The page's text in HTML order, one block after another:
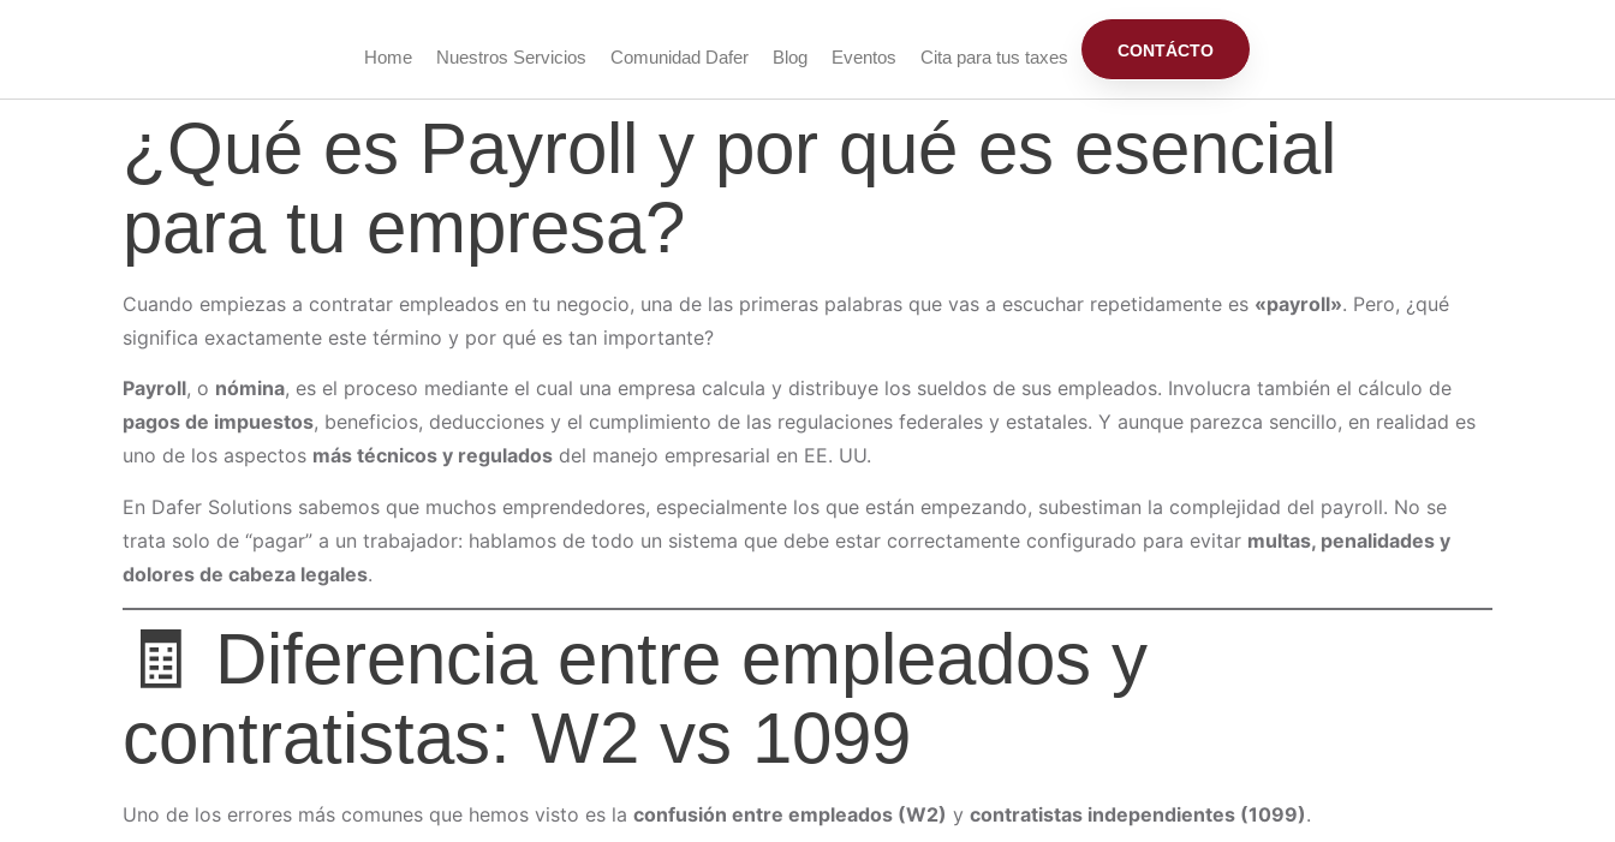
Home Nuestros Servicios Comunidad Dafer Blog Eventos Cita para tus taxes CONTÁCTO
¿Qué es Payroll y por qué es esencial
para tu empresa?
Cuando empiezas a contratar empleados en tu negocio, una de las primeras palabras que vas a escuchar repetidamente es «payroll». Pero, ¿qué
significa exactamente este término y por qué es tan importante?
Payroll, o nómina, es el proceso mediante el cual una empresa calcula y distribuye los sueldos de sus empleados. Involucra también el cálculo de
pagos de impuestos, beneficios, deducciones y el cumplimiento de las regulaciones federales y estatales. Y aunque parezca sencillo, en realidad es
uno de los aspectos más técnicos y regulados del manejo empresarial en EE. UU.
En Dafer Solutions sabemos que muchos emprendedores, especialmente los que están empezando, subestiman la complejidad del payroll. No se
trata solo de “pagar” a un trabajador: hablamos de todo un sistema que debe estar correctamente configurado para evitar multas, penalidades y
dolores de cabeza legales.
🧾 Diferencia entre empleados y
contratistas: W2 vs 1099
Uno de los errores más comunes que hemos visto es la confusión entre empleados (W2) y contratistas independientes (1099).